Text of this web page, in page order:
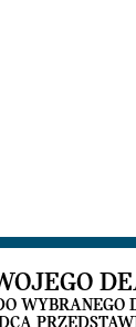
WYBRANEGO